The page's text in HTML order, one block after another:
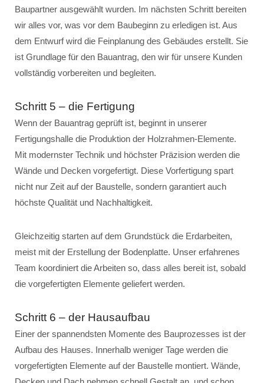
Baupartner ausgewählt wurden. Im nächsten Schritt bereiten
wir alles vor, was vor dem Baubeginn zu erledigen ist. Aus
dem Entwurf wird die Feinplanung des Gebäudes erstellt. Sie
ist Grundlage für den Bauantrag, den wir für unsere Kunden
vollständig vorbereiten und begleiten.
Schritt 5 – die Fertigung
Wenn der Bauantrag geprüft ist, beginnt in unserer
Fertigungshalle die Produktion der Holzrahmen-Elemente.
Mit modernster Technik und höchster Präzision werden die
Wände und Decken vorgefertigt. Diese Vorfertigung spart
nicht nur Zeit auf der Baustelle, sondern garantiert auch
höchste Qualität und Nachhaltigkeit.
Gleichzeitig starten auf dem Grundstück die Erdarbeiten,
meist mit der Erstellung der Bodenplatte. Unser erfahrenes
Team koordiniert die Arbeiten so, dass alles bereit ist, sobald
die vorgefertigten Elemente geliefert werden.
Schritt 6 – der Hausaufbau
Einer der spannendsten Momente des Bauprozesses ist der
Aufbau des Hauses. Innerhalb weniger Tage werden die
vorgefertigten Elemente auf der Baustelle montiert. Wände,